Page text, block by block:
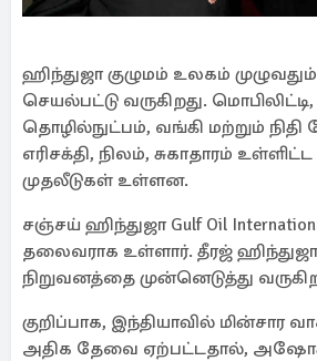
ஹிந்துஜா குழுமம் உலகம்
செயல்பட்டு வருகிறது. மொபிலிட்டி,
தொழில்நுட்பம், வங்கி மற்றும்
எரிசக்தி, நிலம், சுகாதாரம்
முதலீடுகள் உள்ளன.
சஞ்சய் ஹிந்துஜா Gulf Oil
தலைவராக உள்ளார். தீரஜ் ஹிந்துஜா
நிறுவனத்தை முன்னெடுத்து
குறிப்பாக, இந்தியாவில் மின்சார
அதிக தேவை ஏற்பட்டதால்,